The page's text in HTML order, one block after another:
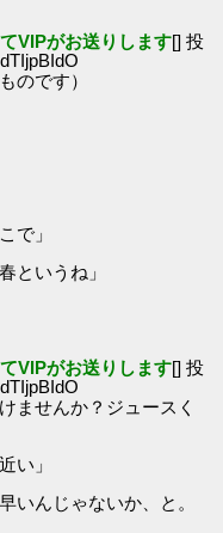
VIPがお送りします[] 投
のです）
で」
というね」
VIPがお送りします[] 投
ませんか？ジュースく
い」
いんじゃないか、と。